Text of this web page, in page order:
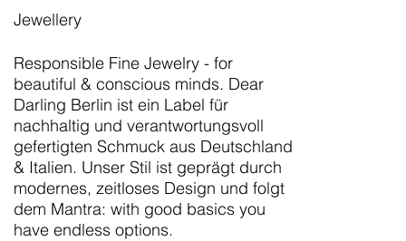
Jewellery
Responsible Fine Jewelry - for
beautiful & conscious minds. Dear
Darling Berlin ist ein Label für
nachhaltig und verantwortungsvoll
gefertigten Schmuck aus Deutschland
& Italien. Unser Stil ist geprägt durch
modernes, zeitloses Design und folgt
dem Mantra: with good basics you
have endless options.